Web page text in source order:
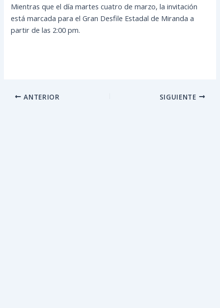
Mientras que el día martes cuatro de marzo, la invitación
está marcada para el Gran Desfile Estadal de Miranda a
partir de las 2:00 pm.
ANTERIOR SIGUIENTE